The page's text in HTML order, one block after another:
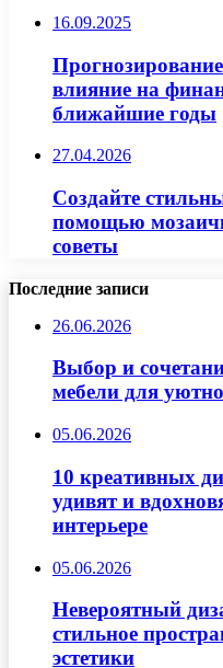
16.09.2025
влияние на
ближайшие годы
27.04.2026
Создайте
помощью
советы
Последние записи
26.06.2026
Выбор и
мебели для
05.06.2026
10 креативных
удивят и
интерьере
05.06.2026
Невероятный
стильное
эстетики